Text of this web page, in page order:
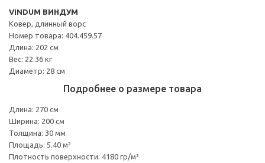
VINDUM ВИНДУМ
Ковер, длинный ворс
Номер товара: 404.459.57
Длина: 202 см
Вес: 22.36 кг
Диаметр: 28 см
Подробнее о размере товара
Длина: 270 см
Ширина: 200 см
Толщина: 30 мм
Площадь: 5.40 м²
Плотность поверхности: 4180 гр/м²